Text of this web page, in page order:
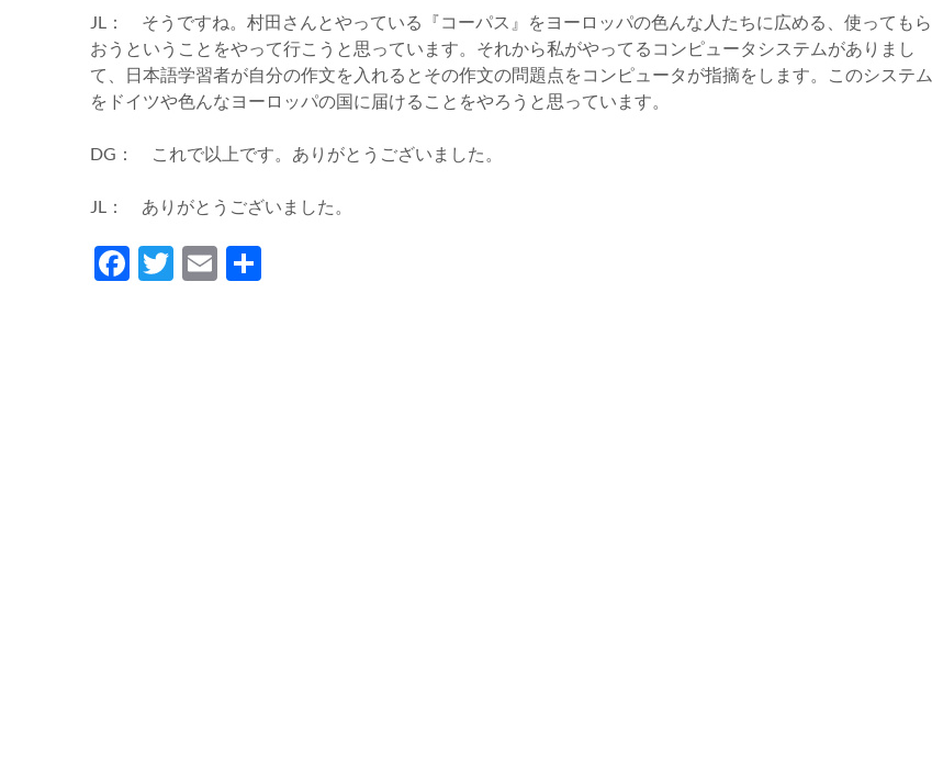
JL： そうですね。村田さんとやっている『コーパス』をヨーロッパの色んな人たちに広める、使ってもら
おうということをやって行こうと思っています。それから私がやってるコンピュータシステムがありまし
て、日本語学習者が自分の作文を入れるとその作文の問題点をコンピュータが指摘をします。このシステム
をドイツや色んなヨーロッパの国に届けることをやろうと思っています。
DG： これで以上です。ありがとうございました。
JL： ありがとうございました。
Facebook
Twitter
Email